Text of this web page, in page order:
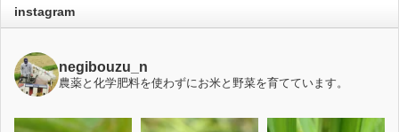
instagram
negibouzu_n
農薬と化学肥料を使わずにお米と野菜を育てています。